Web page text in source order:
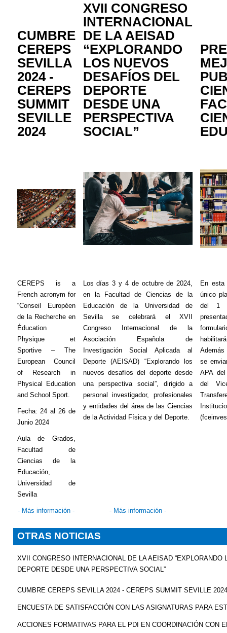
CUMBRE
CEREPS
SEVILLA
2024 -
CEREPS
SUMMIT
SEVILLE
2024
XVII CONGRESO
INTERNACIONAL
DE LA AEISAD
“EXPLORANDO
LOS NUEVOS
DESAFÍOS DEL
DEPORTE
DESDE UNA
PERSPECTIVA
SOCIAL”
CEREPS is a
French acronym for
“Conseil
Européen
de la Rechercheen
Éducation
Physique et
Sportive – The
European Council
of Research in
Physical Education
and School Sport.
Fecha: 24 al 26 de
Junio 2024
Aula de Grados,
Facultad de
Ciencias de la
Educación,
Universidad de
Sevilla
Los días 3 y 4 de octubre de 2024,
en la Facultad de Ciencias de la
Educación de la Universidad de
Sevilla se celebrará el XVII
Congreso Internacional de la
Asociación Española de
Investigación Social Aplicada al
Deporte (AEISAD) “Explorando los
nuevos desafíos del deporte desde
una perspectiva social”, dirigido a
personal investigador, profesionales
y entidades del área de las Ciencias
de la Actividad Física y del Deporte.
En
único
del 1
Además
se
APA
del
- Más información - - Más información -
OTRAS NOTICIAS
XVII CONGRESO INTERNACIONAL DE LA AEISAD “EXPLORANDO
DEPORTE DESDE UNA PERSPECTIVA SOCIAL”
CUMBRE CEREPS SEVILLA 2024 - CEREPS SUMMIT SEVILLE 2024
ENCUESTA DE SATISFACCIÓN CON LAS ASIGNATURAS PARA
ACCIONES FORMATIVAS PARA EL PDI EN COORDINACIÓN CON